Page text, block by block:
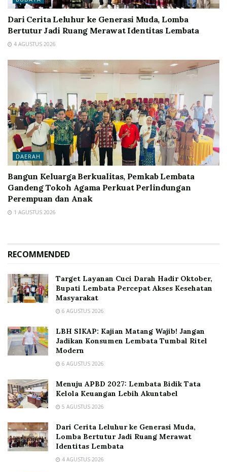
Dari Cerita Leluhur ke Generasi Muda, Lomba
Bertutur Jadi Ruang Merawat Identitas Lembata
4 AGUSTUS 2026
DAERAH
Bangun Keluarga Berkualitas, Pemkab Lembata
Gandeng Tokoh Agama Perkuat Perlindungan
Perempuan dan Anak
1 AGUSTUS 2026
RECOMMENDED
Target Layanan Cuci Darah Hadir Oktober,
Bupati Lembata Percepat Akses Kesehatan
Masyarakat
6 AGUSTUS 2026
LBH SIKAP: Kajian Matang Wajib! Jangan
Jadikan Konsumen Lembata Tumbal Ritel
Modern
6 AGUSTUS 2026
Menuju APBD 2027: Lembata Bidik Tata
Kelola Keuangan Lebih Akuntabel
5 AGUSTUS 2026
Dari Cerita Leluhur ke Generasi Muda,
Lomba Bertutur Jadi Ruang Merawat
Identitas Lembata
4 AGUSTUS 2026